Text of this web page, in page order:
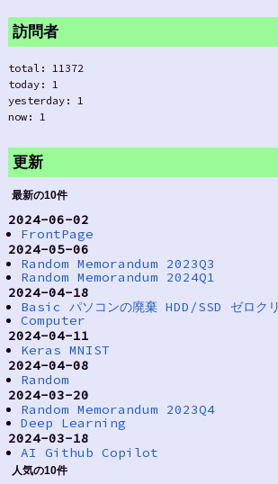
訪問者
total: 11372
today: 1
yesterday: 1
now: 1
更新
最新の10件
2024-06-02
FrontPage
2024-05-06
Random Memorandum 2023Q3
Random Memorandum 2024Q1
2024-04-18
Basic パソコンの廃棄 HDD/SSD ゼロク
Computer
2024-04-11
Keras MNIST
2024-04-08
Random
2024-03-20
Random Memorandum 2023Q4
Deep Learning
2024-03-18
AI Github Copilot
人気の10件